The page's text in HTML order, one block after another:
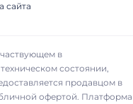
сайта
в
состоянии,
продавцом в
офертой. Платформа